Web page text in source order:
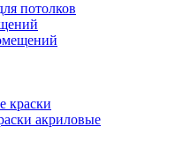
потолков
краски
акриловые